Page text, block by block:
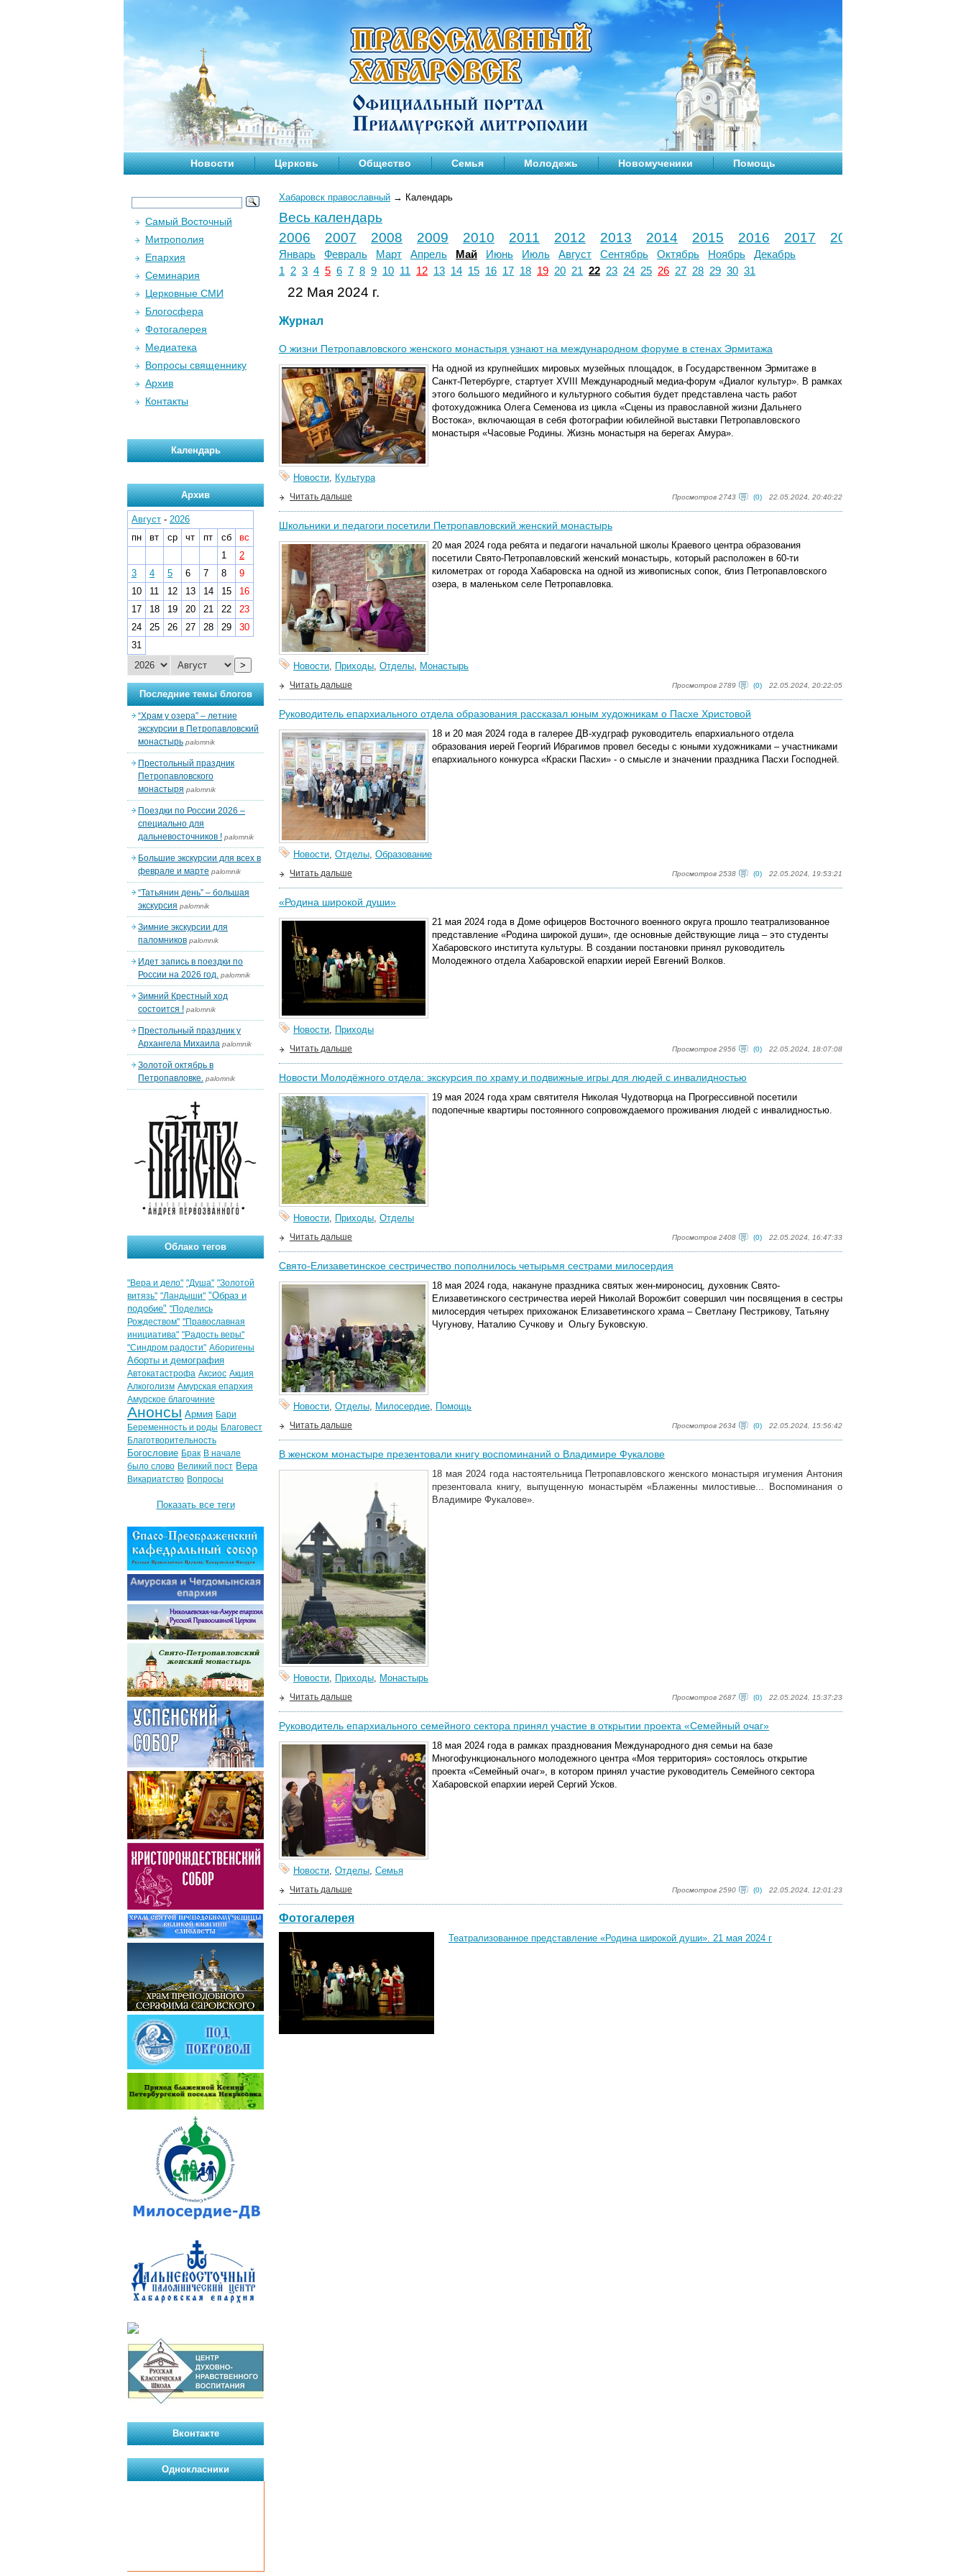
Новости Церковь Общество Семья Молодежь Новомученики Помощь
Хабаровск православный → Календарь
Весь календарь
2006
2007 2008 2009 2010 2011 2012 2013 2014 2015 2016 2017 2018
Январь Февраль Март Апрель Май Июнь Июль Август Сентябрь Октябрь Ноябрь
Декабрь
1
2 3 4 5 6 7 8 9 10 11 12 13 14 15 16 17 18 19 20 21 22 23 24 25 26 27 28 29 30 31
22 Мая 2024 г.
Журнал
О жизни Петропавловского женского монастыря узнают на международном форуме в стенах Эрмитажа
На одной из крупнейших мировых музейных площадок, в Государственном Эрмитаже в
Санкт-Петербурге, стартует XVIII Международный медиа-форум «Диалог культур». В рамках
этого большого медийного и культурного события будет представлена часть работ
фотохудожника Олега Семенова из цикла «Сцены из православной жизни Дальнего
Востока», включающая в себя фотографии юбилейной выставки Петропавловского
монастыря «Часовые Родины. Жизнь монастыря на берегах Амура».
Новости, Культура
Просмотров 2743 (0) 22.05.2024, 20:40:22
Читать дальше
Школьники и педагоги посетили Петропавловский женский монастырь
20 мая 2024 года ребята и педагоги начальной школы Краевого центра образования
посетили Свято-Петропавловский женский монастырь, который расположен в 60-ти
километрах от города Хабаровска на одной из живописных сопок, близ Петропавловского
озера, в маленьком селе Петропавловка.
Новости, Приходы, Отделы, Монастырь
Просмотров 2789 (0) 22.05.2024, 20:22:05
Читать дальше
Руководитель епархиального отдела образования рассказал юным художникам о Пасхе Христовой
18 и 20 мая 2024 года в галерее ДВ-худграф руководитель епархиального отдела
образования иерей Георгий Ибрагимов провел беседы с юными художниками – участниками
епархиального конкурса «Краски Пасхи» - о смысле и значении праздника Пасхи Господней.
Новости, Отделы, Образование
Просмотров 2538 (0) 22.05.2024, 19:53:21
Читать дальше
«Родина широкой души»
21 мая 2024 года в Доме офицеров Восточного военного округа прошло театрализованное
представление «Родина широкой души», где основные действующие лица – это студенты
Хабаровского института культуры. В создании постановки принял руководитель
Молодежного отдела Хабаровской епархии иерей Евгений Волков.
Новости, Приходы
Просмотров 2956 (0) 22.05.2024, 18:07:08
Читать дальше
Новости Молодёжного отдела: экскурсия по храму и подвижные игры для людей с инвалидностью
19 мая 2024 года храм святителя Николая Чудотворца на Прогрессивной посетили
подопечные квартиры постоянного сопровождаемого проживания людей с инвалидностью.
Новости, Приходы, Отделы
Просмотров 2408 (0) 22.05.2024, 16:47:33
Читать дальше
Свято-Елизаветинское сестричество пополнилось четырьмя сестрами милосердия
18 мая 2024 года, накануне праздника святых жен-мироносиц, духовник Свято-
Елизаветинского сестричества иерей Николай Ворожбит совершил чин посвящения в сестры
милосердия четырех прихожанок Елизаветинского храма – Светлану Пестрикову, Татьяну
Чугунову, Наталию Сучкову и Ольгу Буковскую.
Новости, Отделы, Милосердие, Помощь
Просмотров 2634 (0) 22.05.2024, 15:56:42
Читать дальше
В женском монастыре презентовали книгу воспоминаний о Владимире Фукалове
18 мая 2024 года настоятельница Петропавловского женского монастыря игумения Антония
презентовала книгу, выпущенную монастырём «Блаженны милостивые... Воспоминания о
Владимире Фукалове».
Новости, Приходы, Монастырь
Просмотров 2687 (0) 22.05.2024, 15:37:23
Читать дальше
Руководитель епархиального семейного сектора принял участие в открытии проекта «Семейный очаг»
18 мая 2024 года в рамках празднования Международного дня семьи на базе
Многофункционального молодежного центра «Моя территория» состоялось открытие
проекта «Семейный очаг», в котором принял участие руководитель Семейного сектора
Хабаровской епархии иерей Сергий Усков.
Новости, Отделы, Семья
Просмотров 2590 (0) 22.05.2024, 12:01:23
Читать дальше
Фотогалерея
Театрализованное представление «Родина широкой души». 21 мая 2024 г
Самый Восточный
Митрополия
Епархия
Семинария
Церковные СМИ
Блогосфера
Фотогалерея
Медиатека
Вопросы священнику
Архив
Контакты
Календарь
Архив
Август - 2026
пн
вт ср чт пт сб
вс
1
2
3
4 5 6 7 8
9
10
11 12 13 14 15
16
17
18 19 20 21 22
23
24
25 26 27 28 29
30
31
>
Последние темы блогов
“Храм у озера” – летние
экскурсии в Петропавловский
монастырь palomnik
Престольный праздник
Петропавловского
монастыря palomnik
Поездки по России 2026 –
специально для
дальневосточников ! palomnik
Большие экскурсии для всех в
феврале и марте palomnik
“Татьянин день” – большая
экскурсия palomnik
Зимние экскурсии для
паломников palomnik
Идет запись в поездки по
России на 2026 год. palomnik
Зимний Крестный ход
состоится ! palomnik
Престольный праздник у
Архангела Михаила palomnik
Золотой октябрь в
Петропавловке. palomnik
Облако тегов
"Вера и дело" "Душа" "Золотой
витязь" "Ландыши" "Образ и
подобие" "Поделись
Рождеством" "Православная
инициатива" "Радость веры"
"Синдром радости" Аборигены
Аборты и демография
Автокатастрофа Аксиос Акция
Алкоголизм Амурская епархия
Амурское благочиние
Анонсы Армия Бари
Беременность и роды Благовест
Благотворительность
Богословие Брак В начале
было слово Великий пост Вера
Викариатство Вопросы
Показать все теги
Вконтакте
Однокласники